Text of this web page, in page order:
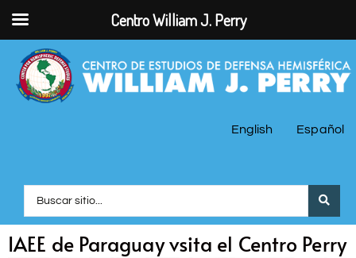
English Español
IAEE de Paraguay vsita el Centro Perry
Centro William J. Perry